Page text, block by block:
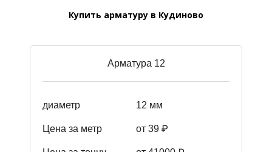
Купить арматуру в Кудиново
Арматура 12
диаметр 12 мм
Цена за метр от 39 ₽